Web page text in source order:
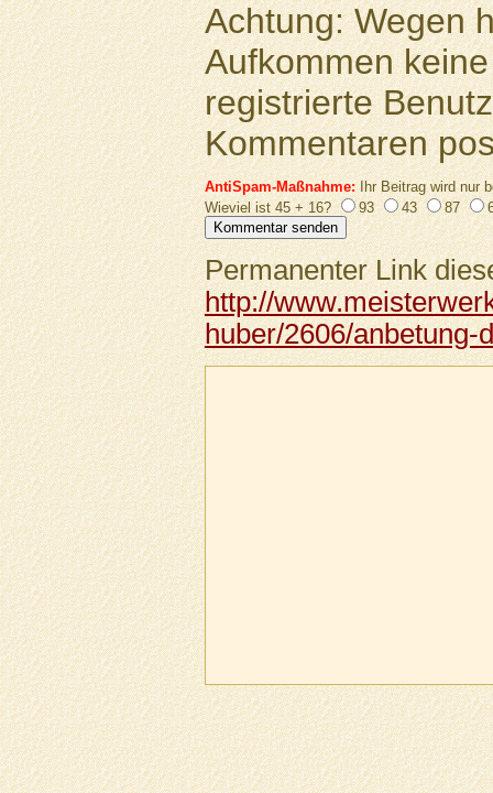
Achtung: Wegen
Aufkommen
registrierte
Kommentaren
AntiSpam-Maßnahme:Ihr Beitrag wird nur
Wieviel ist 45 + 16?
93 43 87
Permanenter Link
http://
huber/2606/